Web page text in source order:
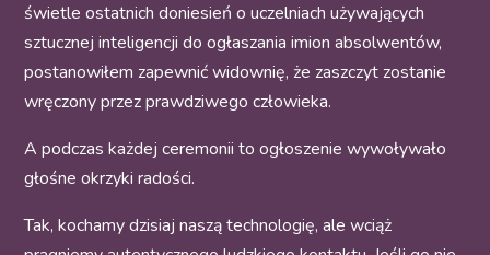
świetle ostatnich doniesień o uczelniach używających
sztucznej inteligencji do ogłaszania imion absolwentów,
postanowiłem zapewnić widownię, że zaszczyt zostanie
wręczony przez prawdziwego człowieka.
A podczas każdej ceremonii to ogłoszenie wywoływało
głośne okrzyki radości.
Tak, kochamy dzisiaj naszą technologię, ale wciąż